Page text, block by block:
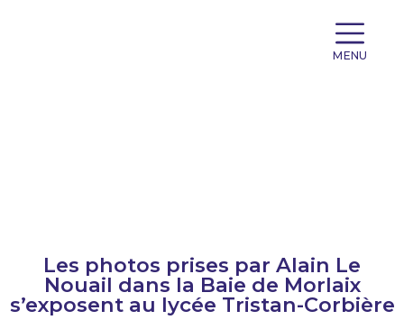
MENU
Les photos prises par Alain Le
Nouail dans la Baie de Morlaix
s’exposent au lycée Tristan-Corbière